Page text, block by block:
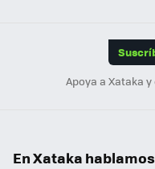
Apoya a Xataka
En Xataka